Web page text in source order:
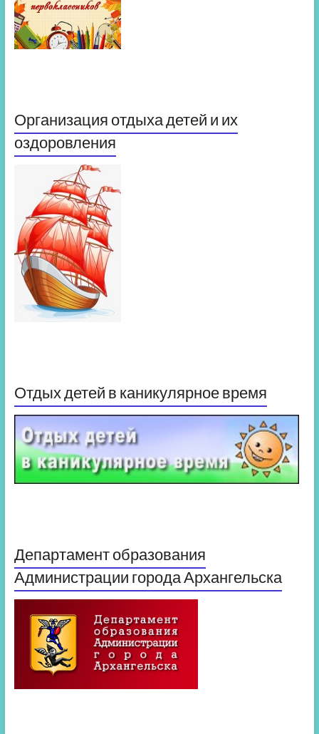
Организация отдыха детей и их
оздоровления
Отдых детей в каникулярное время
Департамент образования
Администрации города Архангельска